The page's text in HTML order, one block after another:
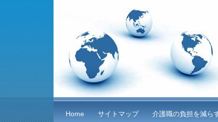
Home サイトマップ 介護職の負担を減ら